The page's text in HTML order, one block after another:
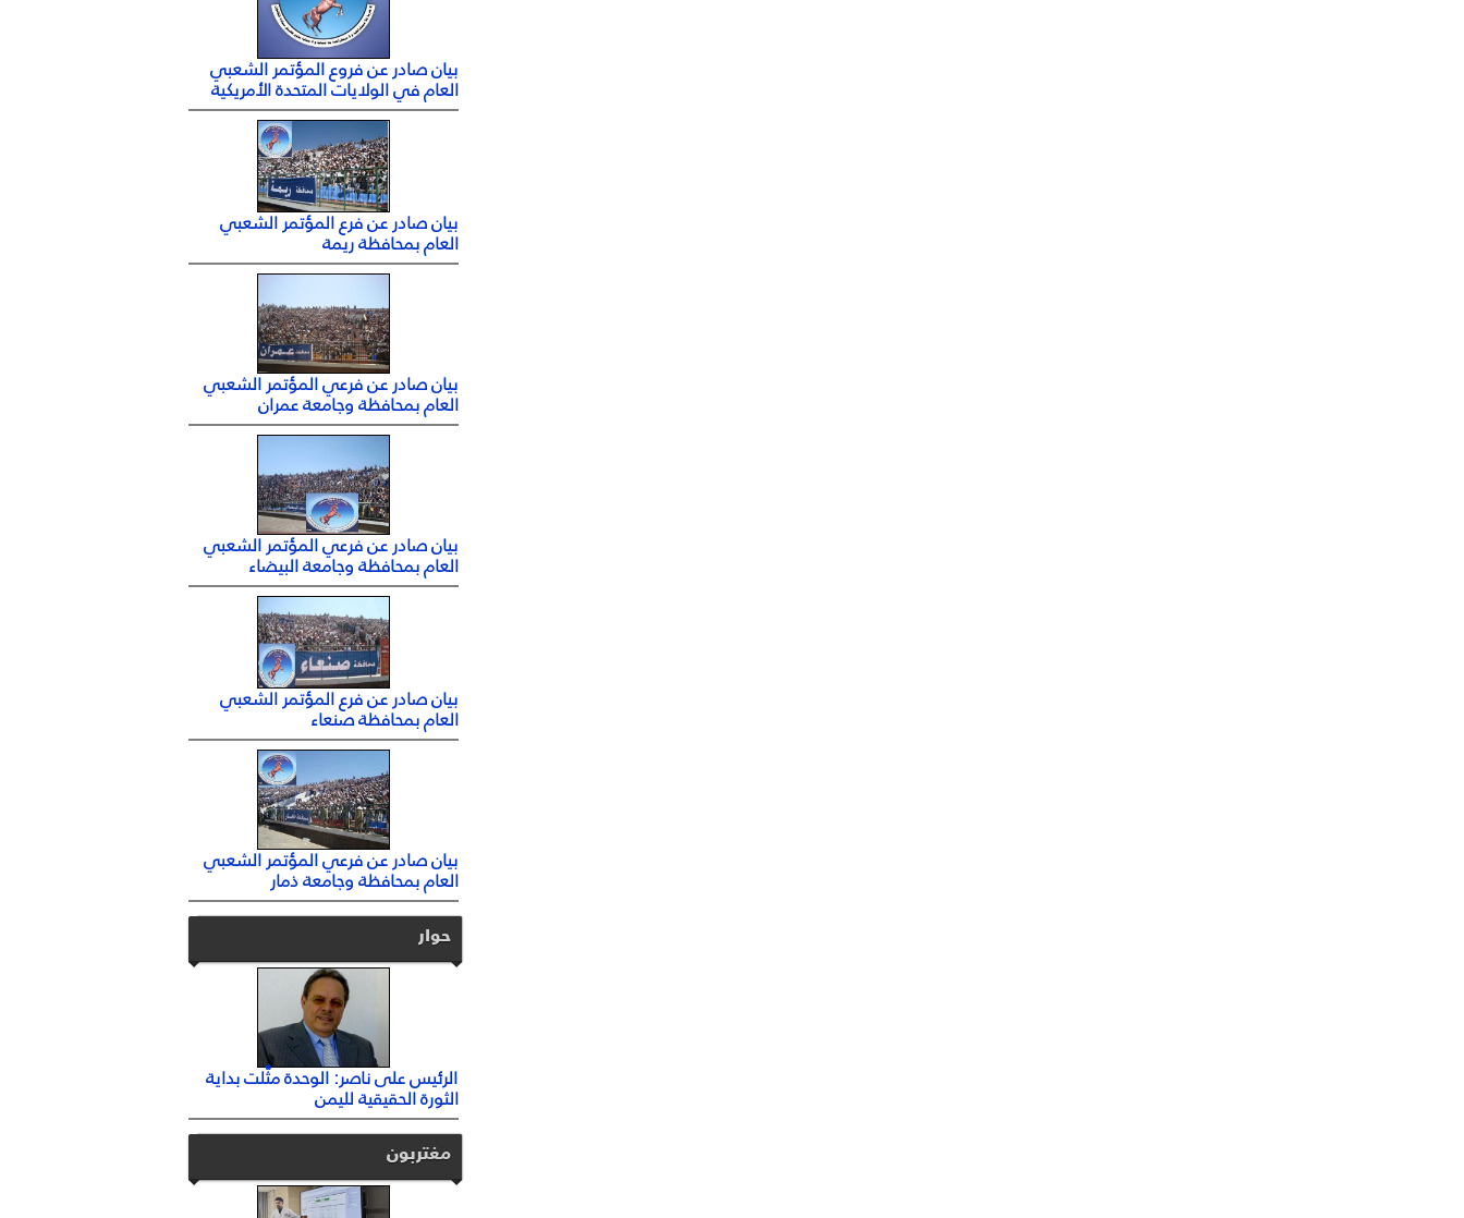
بيان صادر عن فروع المؤتمر الشعبي
العام في الولايات المتحدة الأمريكية
بيان صادر عن فرع المؤتمر الشعبي
العام بمحافظة ريمة
بيان صادر عن فرعي المؤتمر الشعبي
العام بمحافظة وجامعة عمران
بيان صادر عن فرعي المؤتمر الشعبي
العام بمحافظة وجامعة البيضاء
بيان صادر عن فرع المؤتمر الشعبي
العام بمحافظة صنعاء
بيان صادر عن فرعي المؤتمر الشعبي
العام بمحافظة وجامعة ذمار
حوار
الرئيس على ناصر: الوحدة مثَّلت بداية
الثورة الحقيقية لليمن
مغتربون